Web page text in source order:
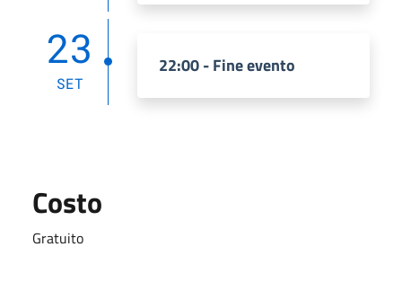
23
SET
22:00 - Fine evento
Costo
Gratuito